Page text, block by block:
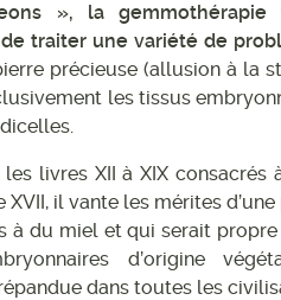
», la
traiter une variété de
précieuse (allusion à la
les tissus
les livres XII à XIX
il vante les mérites
du miel et qui serait propre
d’origine
dans toutes les